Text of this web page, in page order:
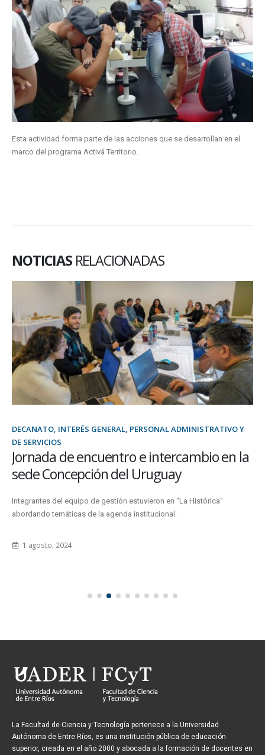
Esta actividad forma parte de las acciones que se desarrollan en el
marco del programa Activá Territorio.
NOTICIAS RELACIONADAS
DECANATO, INTERÉS GENERAL, PERSONAL ADMINISTRATIVO Y
DE SERVICIOS
Jornada de encuentro e intercambio en la
sede Concepción del Uruguay
Integrantes del equipo de gestión estuvieron en “La Histórica”
abordando temáticas de la agenda institucional.
1 agosto, 2024
La Facultad de Ciencia y Tecnología pertenece a la Universidad
Autónoma de Entre Ríos, es una institución pública de educación
superior, creada en el año 2000 y abocada a la formación de docentes en